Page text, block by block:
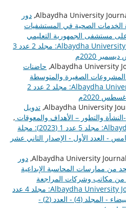
دور
الصحية في المستشفيات
على مستشفى الجمهورية التعليمي
Albaydha University Journal: مجلد 2 عدد 3
حاضنات
المشروعات الصغيرة والمتوسطة
Albaydha University Journal: مجلد 2 عدد 2
تدويل
النشأة والتطور – الأهداف والمعوقات ,
Albaydha University Journal: مجلد 5 عدد 1 (2023): مجلة
- العدد الأول - الإصدار الثاني عشر
دور
من ممارسات المحاسبة الإبداعية
من مكاتب وشركات المراجعة
Albaydha University Journal: مجلد 4 عدد
2 (2022): مجلة جامعة البيضاء - المجلد (4) - العدد (2) -